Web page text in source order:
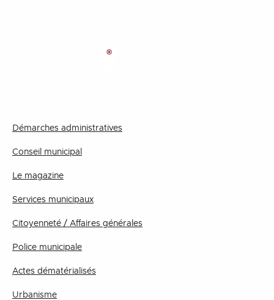
Démarches administratives
Conseil municipal
Le magazine
Services municipaux
Citoyenneté / Affaires générales
Police municipale
Actes dématérialisés
Urbanisme